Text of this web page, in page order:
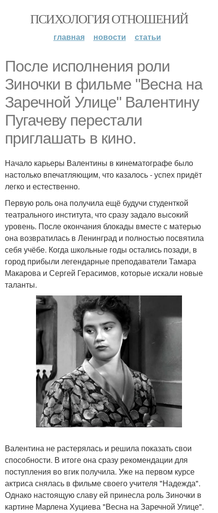
ПСИХОЛОГИЯ ОТНОШЕНИЙ
главная новости статьи
После исполнения роли
Зиночки в фильме "Весна на
Заречной Улице" Валентину
Пугачеву перестали
приглашать в кино.
Начало карьеры Валентины в кинематографе было
настолько впечатляющим, что казалось - успех придёт
легко и естественно.
Первую роль она получила ещё будучи студенткой
театрального института, что сразу задало высокий
уровень. После окончания блокады вместе с матерью
она возвратилась в Ленинград и полностью посвятила
себя учёбе. Когда школьные годы остались позади, в
город прибыли легендарные преподаватели Тамара
Макарова и Сергей Герасимов, которые искали новые
таланты.
Валентина не растерялась и решила показать свои
способности. В итоге она сразу рекомендации для
поступления во вгик получила. Уже на первом курсе
актриса снялась в фильме своего учителя "Надежда".
Однако настоящую славу ей принесла роль Зиночки в
картине Марлена Хуциева "Весна на Заречной Улице".